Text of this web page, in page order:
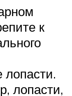
к
лопасти.
лопасти,